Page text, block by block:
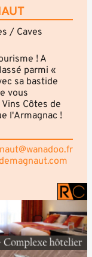
/ Caves
! A
parmi «
sa bastide
vous
Côtes de
l'Armagnac !